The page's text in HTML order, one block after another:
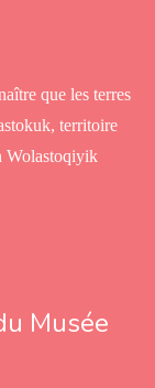
que les terres
territoire
Wolastoqiyik
Musée